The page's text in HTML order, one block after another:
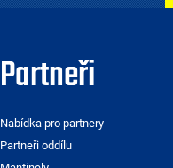
Partneři
Nabídka pro partnery
Partneři oddílu